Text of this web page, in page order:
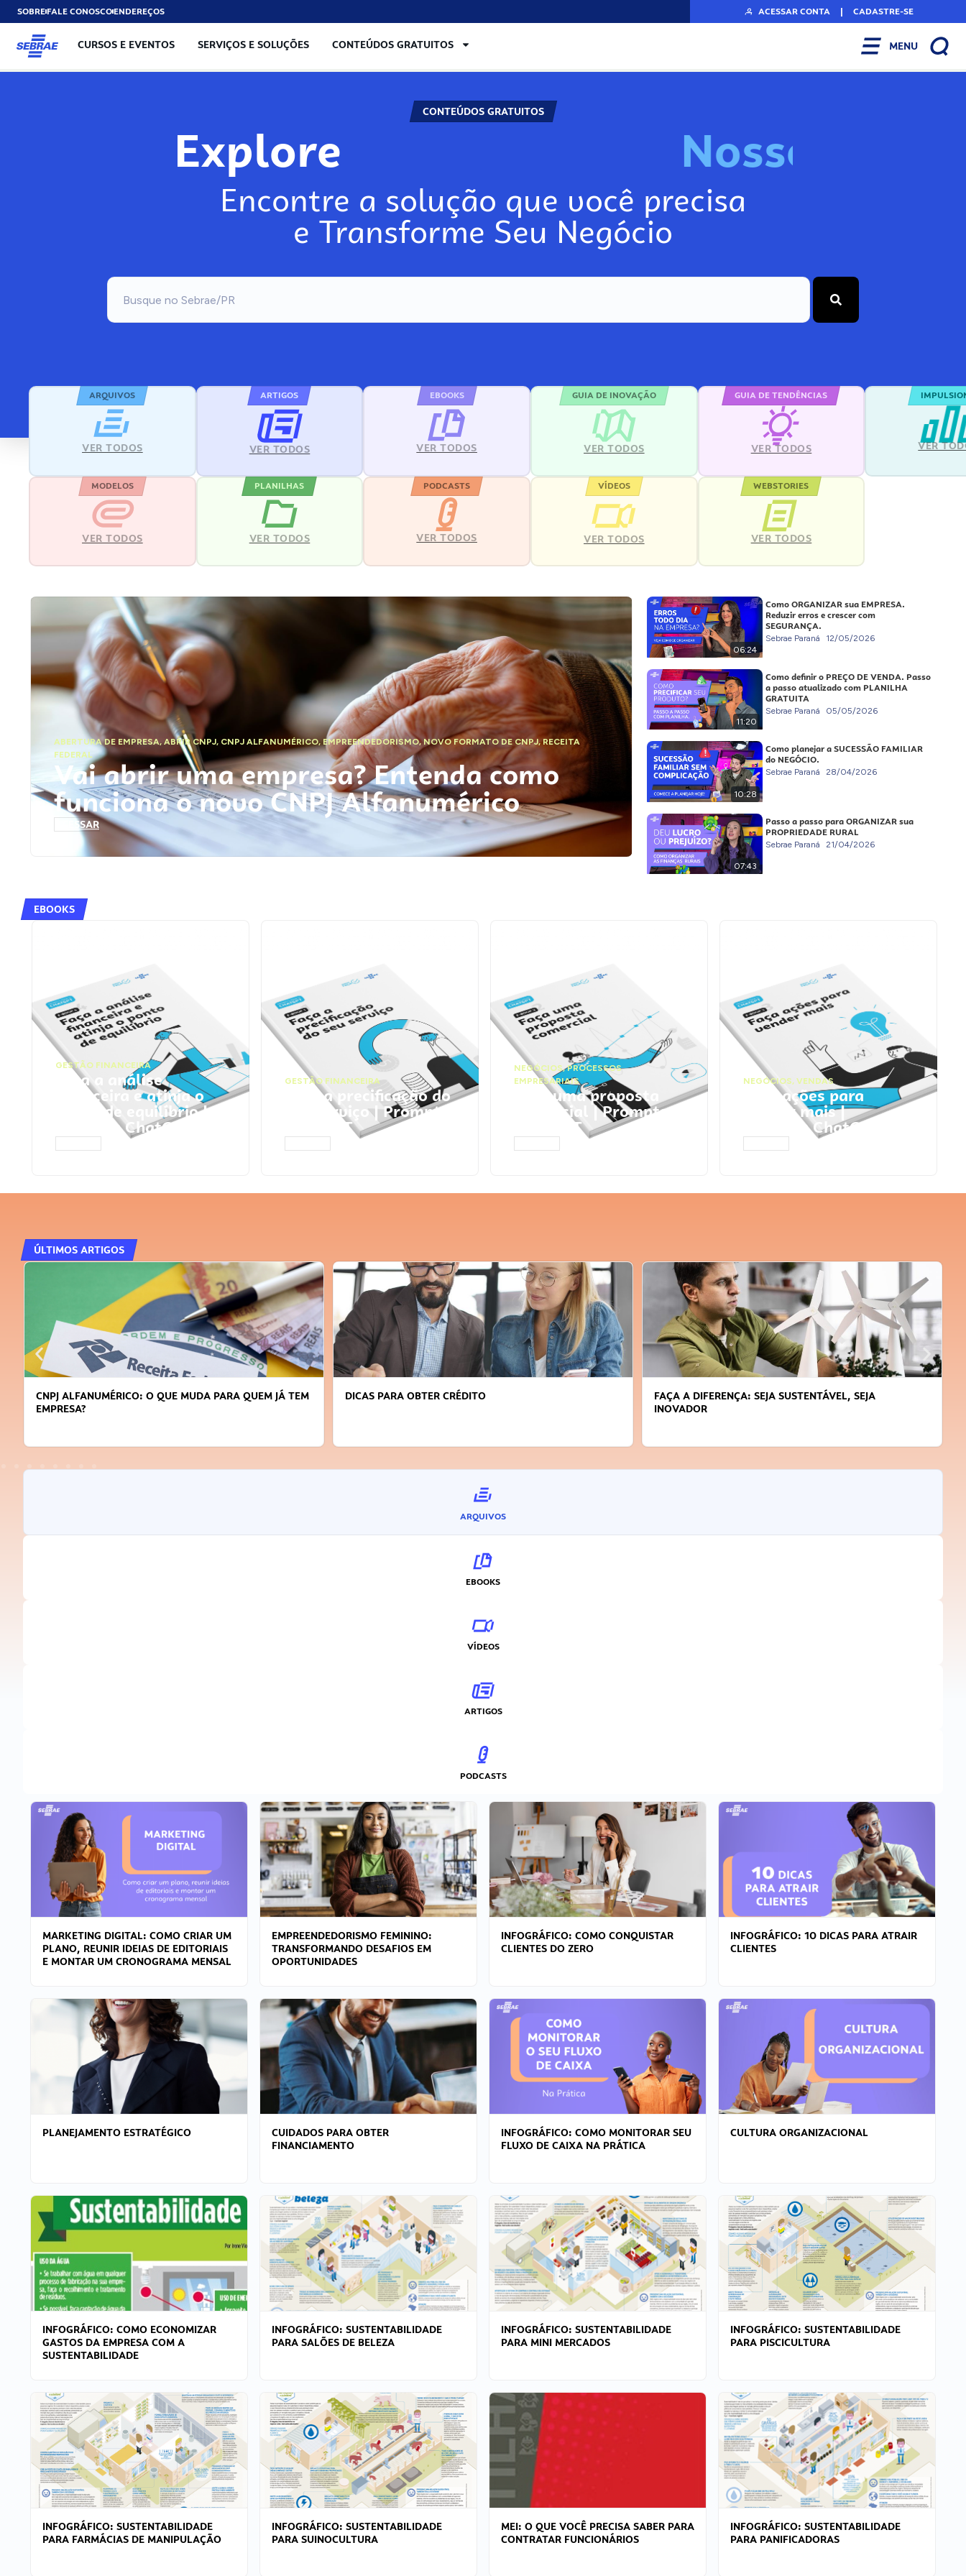
SOBREFALE CONOSCOENDEREÇOS ACESSAR CONTA | CADASTRE-SE
CURSOS E EVENTOS SERVIÇOS E SOLUÇÕES CONTEÚDOS GRATUITOS MENU
CONTEÚDOS GRATUITOS
Explore No
Encontre a solução que você precisa
e Transforme Seu Negócio
ARQUIVOS
VER TODOS
ARTIGOS
VER TODOS
EBOOKS
VER TODOS
GUIA DE INOVAÇÃO
VER TODOS
GUIA DE TENDÊNCIAS
VER TODOS VER
MODELOS
VER TODOS
PLANILHAS
VER TODOS
PODCASTS
VER TODOS
VÍDEOS
VER TODOS
WEBSTORIES
VER TODOS
ABERTURA DE EMPRESA,ABRIR CNPJ, CNPJ ALFANUMÉRICO, EMPREENDEDORISMO,NOVO FORMATO DE CNPJ,RECEITA
FEDERAL
Vai abrir uma empresa? Entenda como
funciona o novo CNPJ Alfanumérico
ACESSAR
06:24
Como ORGANIZAR sua EMPRESA.
Reduzir erros e crescer com
SEGURANÇA.
Sebrae Paraná 12/05/2026
11:20
Como definir o PREÇO DE VENDA. Passo
a passo atualizado com PLANILHA
GRATUITA
Sebrae Paraná 05/05/2026
10:28
Como planejar a SUCESSÃO FAMILIAR
do NEGÓCIO.
Sebrae Paraná 28/04/2026
07:43
Passo a passo para ORGANIZAR sua
PROPRIEDADE RURAL
Sebrae Paraná 21/04/2026
EBOOKS
GESTÃO FINANCEIRA
Faça a análise
financeira e atinja o
ponto de equilíbrio |
Prompts ChatGPT
GESTÃO FINANCEIRA
Faça a precificação do
seu serviço | Prompts
ChatGPT
NEGÓCIOS,PROCESSOS
EMPRESARIAIS
Faça uma proposta
comercial | Prompts
ChatGPT
NEGÓCIOS, VENDAS
Faça ações para
vender mais |
Prompts ChatGPT
ÚLTIMOS ARTIGOS
DICAS PARA OBTER CRÉDITO
FAÇA A DIFERENÇA: SEJA SUSTENTÁVEL, SEJA
APRENDA A GERENCIAR O SEU TEMPO
ARQUIVOS
EBOOKS
VÍDEOS
ARTIGOS
PODCASTS
MARKETING DIGITAL: COMO CRIAR UM
PLANO, REUNIR IDEIAS DE EDITORIAIS
E MONTAR UM CRONOGRAMA MENSAL
EMPREENDEDORISMO FEMININO:
TRANSFORMANDO DESAFIOS EM
OPORTUNIDADES
INFOGRÁFICO: COMO CONQUISTAR
CLIENTES DO ZERO
INFOGRÁFICO: 10 DICAS PARA ATRAIR
CLIENTES
PLANEJAMENTO ESTRATÉGICO
CUIDADOS PARA OBTER
FINANCIAMENTO
INFOGRÁFICO: COMO MONITORAR SEU
FLUXO DE CAIXA NA PRÁTICA
CULTURA ORGANIZACIONAL
INFOGRÁFICO: COMO ECONOMIZAR
GASTOS DA EMPRESA COM A
SUSTENTABILIDADE
INFOGRÁFICO: SUSTENTABILIDADE
PARA SALÕES DE BELEZA
INFOGRÁFICO: SUSTENTABILIDADE
PARA MINI MERCADOS
INFOGRÁFICO: SUSTENTABILIDADE
PARA PISCICULTURA
INFOGRÁFICO: SUSTENTABILIDADE
PARA FARMÁCIAS DE MANIPULAÇÃO
INFOGRÁFICO: SUSTENTABILIDADE
PARA SUINOCULTURA
MEI: O QUE VOCÊ PRECISA SABER PARA
CONTRATAR FUNCIONÁRIOS
INFOGRÁFICO: SUSTENTABILIDADE
PARA PANIFICADORAS